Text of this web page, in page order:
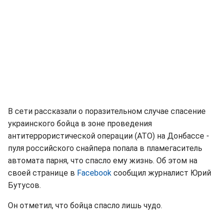
В сети рассказали о поразительном случае спасение
украинского бойца в зоне проведения
антитеррористической операции (АТО) на Донбассе -
пуля российского снайпера попала в пламегаситель
автомата парня, что спасло ему жизнь. Об этом на
своей странице в Facebook сообщил журналист Юрий
Бутусов.
Он отметил, что бойца спасло лишь чудо.